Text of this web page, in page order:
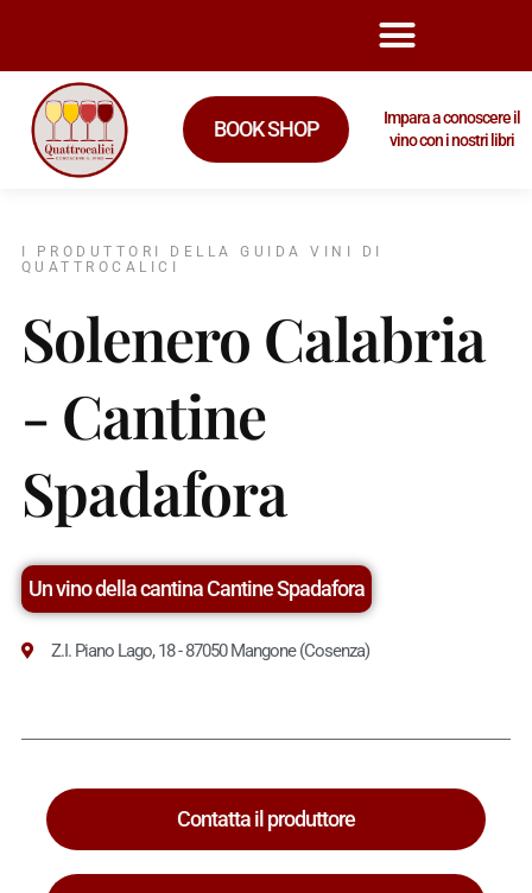
BOOK SHOP
Impara a conoscere il
vino con i nostri libri
I PRODUTTORI DELLA GUIDA VINI DI
QUATTROCALICI
Solenero Calabria
- Cantine
Spadafora
Un vino della cantina Cantine Spadafora
Z.I. Piano Lago, 18 - 87050 Mangone (Cosenza)
Contatta il produttore